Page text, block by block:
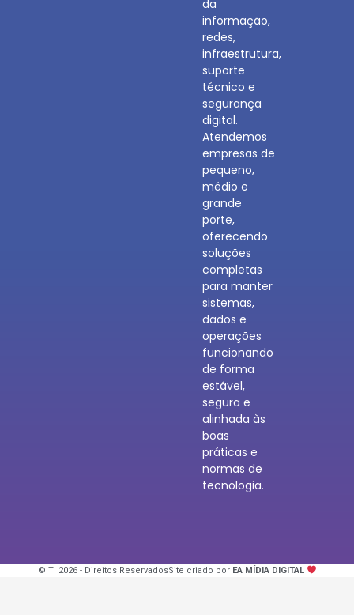
da
informação,
redes,
infraestrutura,
suporte
técnico e
segurança
digital.
Atendemos
empresas de
pequeno,
médio e
grande
porte,
oferecendo
soluções
completas
para manter
sistemas,
dados e
operações
funcionando
de forma
estável,
segura e
alinhada às
boas
práticas e
normas de
tecnologia.
© TI 2026 - Direitos ReservadosSite criado por EA MÍDIA DIGITAL